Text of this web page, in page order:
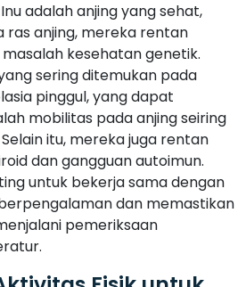
adalah anjing yang sehat,
anjing, mereka rentan
kesehatan genetik.
sering ditemukan pada
pinggul, yang dapat
mobilitas pada anjing seiring
itu, mereka juga rentan
dan gangguan autoimun.
untuk bekerja sama dengan
dan memastikan
pemeriksaan